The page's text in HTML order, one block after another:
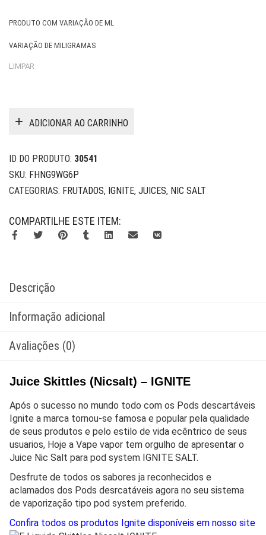
PRODUTO COM VARIAÇÃO DE ML
VARIAÇÃO DE MILIGRAMAS
LIMPAR
ADICIONAR AO CARRINHO
ID DO PRODUTO: 30541
SKU: FHNG9WG6P
CATEGORIAS: FRUTADOS, IGNITE, JUICES, NIC SALT
COMPARTILHE ESTE ITEM:
Descrição
Informação adicional
Avaliações (0)
Juice Skittles (Nicsalt) – IGNITE
Após o sucesso no mundo todo com os Pods descartáveis
Ignite a marca tornou-se famosa e popular pela qualidade
de seus produtos e pelo estilo de vida ecêntrico de seus
usuarios, Hoje a Vape vapor tem orgulho de apresentar o
Juice Nic Salt para pod system IGNITE SALT.
Desfrute de todos os sabores ja reconhecidos e
aclamados dos Pods desrcatáveis agora no seu sistema
de vaporização tipo pod system preferido.
Confira todos os produtos Ignite disponíveis em nosso site